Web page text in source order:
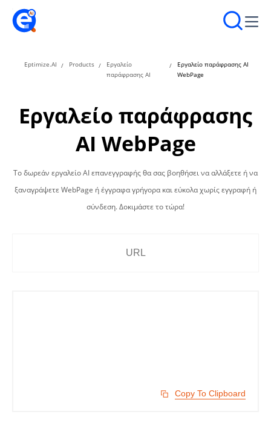
Eptimize.AI Products
Εργαλείο
παράφρασης AI
Εργαλείο παράφρασης AI
WebPage
Εργαλείο παράφρασης
AI WebPage
Το δωρεάν εργαλείο AI επανεγγραφής θα σας βοηθήσει να αλλάξετε ή να
ξαναγράψετε WebPage ή έγγραφα γρήγορα και εύκολα χωρίς εγγραφή ή
σύνδεση. Δοκιμάστε το τώρα!
Copy To Clipboard